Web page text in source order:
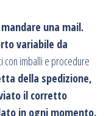
una mail.
variabile da
con imballi e procedure
della spedizione,
il corretto
in ogni momento.